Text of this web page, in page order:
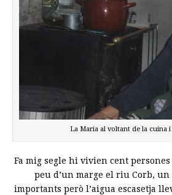
La Maria al voltant de la cuina
Fa mig segle hi vivien cent
peu d’un marge el riu Corb,
importants però l’aigua escasetja